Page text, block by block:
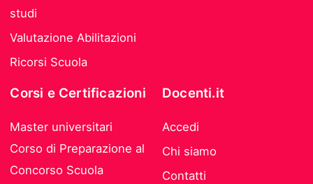
studi
Valutazione Abilitazioni
Ricorsi Scuola
Corsi e Certificazioni
Master universitari
Corso di Preparazione al
Concorso Scuola
Docenti.it
Accedi
Chi siamo
Contatti